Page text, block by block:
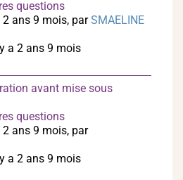
questions
ans 9 mois, parSMAELINE
a 2 ans 9 mois
avant mise sous
questions
ans 9 mois, par
a 2 ans 9 mois